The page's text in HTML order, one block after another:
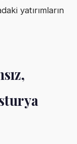
yatırımların